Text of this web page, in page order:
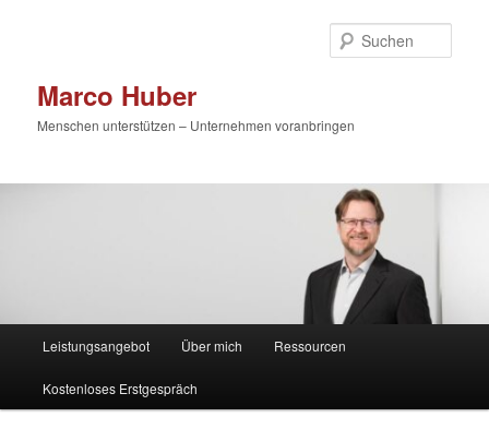
Marco Huber
Menschen unterstützen – Unternehmen voranbringen
Leistungsangebot Über mich Ressourcen
Kostenloses Erstgespräch